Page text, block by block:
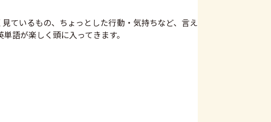
ているもの、ちょっとした行動・気持ちなど、言え
語が楽しく頭に入ってきます。